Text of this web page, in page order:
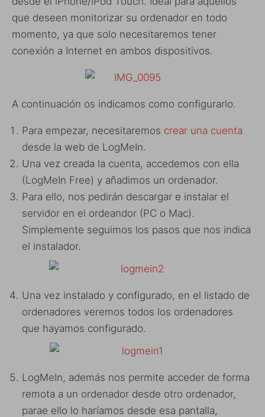
que deseen monitorizar su ordenador en todo
momento, ya que solo necesitaremos tener
conexión a Internet en ambos dispositivos.
A continuación os indicamos como configurarlo.
Para empezar, necesitaremos crear una cuenta
desde la web de LogMeIn.
Una vez creada la cuenta, accedemos con ella
(LogMeIn Free) y añadimos un ordenador.
Para ello, nos pedirán descargar e instalar el
servidor en el ordeandor (PC o Mac).
Simplemente seguimos los pasos que nos indica
el instalador.
Una vez instalado y configurado, en el listado de
ordenadores veremos todos los ordenadores
que hayamos configurado.
LogMeIn, además nos permite acceder de forma
remota a un ordenador desde otro ordenador,
parae ello lo haríamos desde esa pantalla,